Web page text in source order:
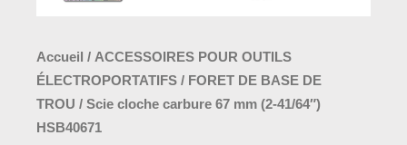
Accueil / ACCESSOIRES POUR OUTILS
ÉLECTROPORTATIFS / FORET DE BASE DE
TROU / Scie cloche carbure 67 mm (2-41/64″)
HSB40671